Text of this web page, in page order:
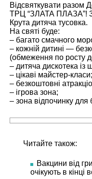
Відсвяткувати разом
ТРЦ “ЗЛАТА ПЛАЗА”! 3
Крута дитяча тусовка.
На святі буде:
– багато смачного
– кожній дитині —
(обмеження по росту
– дитяча дискотека
– цікаві майстер-класи;
– безкоштовні
– ігрова зона;
– зона відпочинку для
Читайте також:
Вакцини від
очікують в